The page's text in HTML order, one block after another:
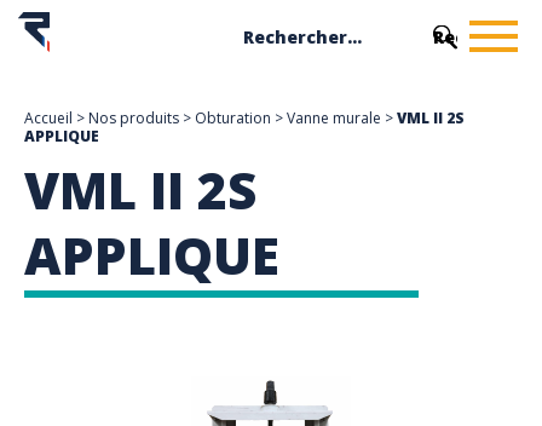
Accueil > Nos produits > Obturation >Vanne murale >VML II 2S
APPLIQUE
VML II 2S
APPLIQUE